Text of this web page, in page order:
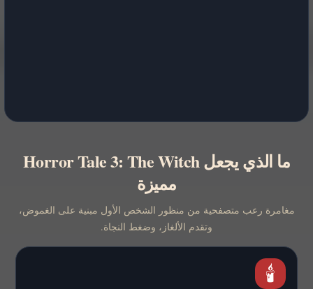
ما الذي يجعل Horror Tale 3: The Witch
مميزة
مغامرة رعب متصفحية من منظور الشخص الأول مبنية على الغموض،
وتقدم الألغاز، وضغط النجاة.
🕯️